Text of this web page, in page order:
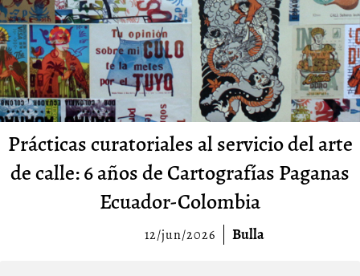
Prácticas curatoriales al servicio del arte
de calle: 6 años de Cartografías Paganas
Ecuador-Colombia
12/jun/2026 Bulla